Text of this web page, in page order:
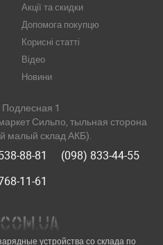
устройства со склада по
Акції та скидки
Допомога покупцю
Корисні статті
Відео
Новини
Подлесная 1
Сильпо, тыльная сторона
малый склад АКБ).
88-81
(098) 833-44-55
11-61